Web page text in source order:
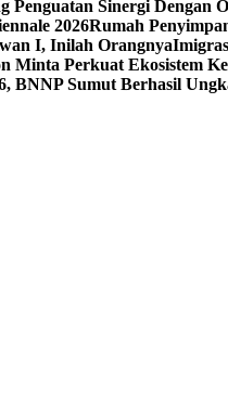
Penguatan Sinergi Dengan
2026Rumah
I, Inilah Orangnya
Perkuat Ekosistem
BNNP Sumut Berhasil